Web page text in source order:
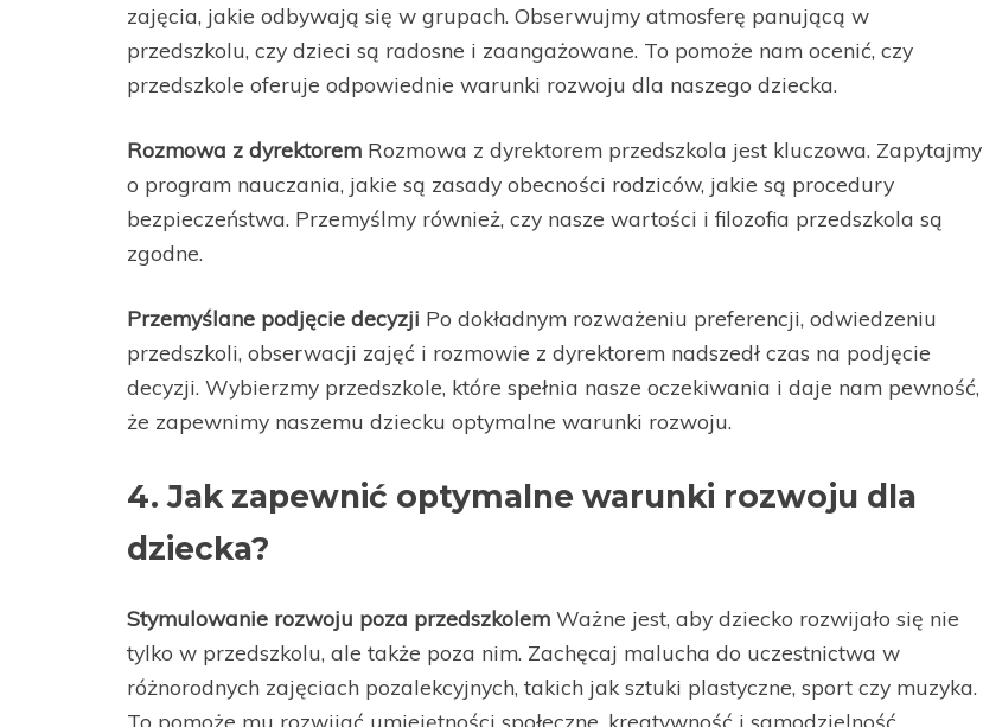
zajęcia, jakie odbywają się w grupach. Obserwujmy atmosferę panującą w
przedszkolu, czy dzieci są radosne i zaangażowane. To pomoże nam ocenić, czy
przedszkole oferuje odpowiednie warunki rozwoju dla naszego dziecka.
Rozmowa z dyrektorem Rozmowa z dyrektorem przedszkola jest kluczowa. Zapytajmy
o program nauczania, jakie są zasady obecności rodziców, jakie są procedury
bezpieczeństwa. Przemyślmy również, czy nasze wartości i filozofia przedszkola są
zgodne.
Przemyślane podjęcie decyzji Po dokładnym rozważeniu preferencji, odwiedzeniu
przedszkoli, obserwacji zajęć i rozmowie z dyrektorem nadszedł czas na podjęcie
decyzji. Wybierzmy przedszkole, które spełnia nasze oczekiwania i daje nam pewność,
że zapewnimy naszemu dziecku optymalne warunki rozwoju.
4. Jak zapewnić optymalne warunki rozwoju dla
dziecka?
Stymulowanie rozwoju poza przedszkolem Ważne jest, aby dziecko rozwijało się nie
tylko w przedszkolu, ale także poza nim. Zachęcaj malucha do uczestnictwa w
różnorodnych zajęciach pozalekcyjnych, takich jak sztuki plastyczne, sport czy muzyka.
To pomoże mu rozwijać umiejętności społeczne, kreatywność i samodzielność.